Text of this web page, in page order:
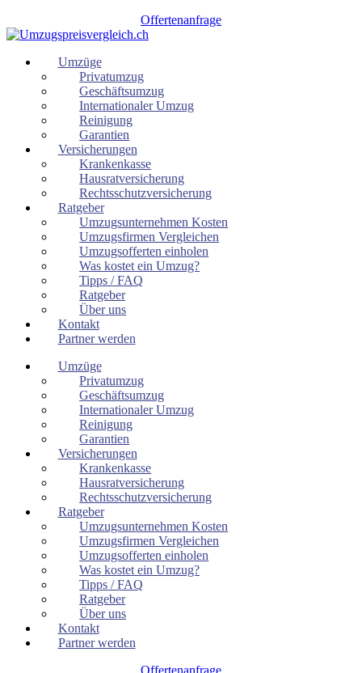
Offertenanfrage
Umzüge
Privatumzug
Geschäftsumzug
Internationaler Umzug
Reinigung
Garantien
Versicherungen
Krankenkasse
Hausratversicherung
Rechtsschutzversicherung
Ratgeber
Umzugsunternehmen Kosten
Umzugsfirmen Vergleichen
Umzugsofferten einholen
Was kostet ein Umzug?
Tipps / FAQ
Ratgeber
Über uns
Kontakt
Partner werden
Umzüge
Privatumzug
Geschäftsumzug
Internationaler Umzug
Reinigung
Garantien
Versicherungen
Krankenkasse
Hausratversicherung
Rechtsschutzversicherung
Ratgeber
Umzugsunternehmen Kosten
Umzugsfirmen Vergleichen
Umzugsofferten einholen
Was kostet ein Umzug?
Tipps / FAQ
Ratgeber
Über uns
Kontakt
Partner werden
Offertenanfrage